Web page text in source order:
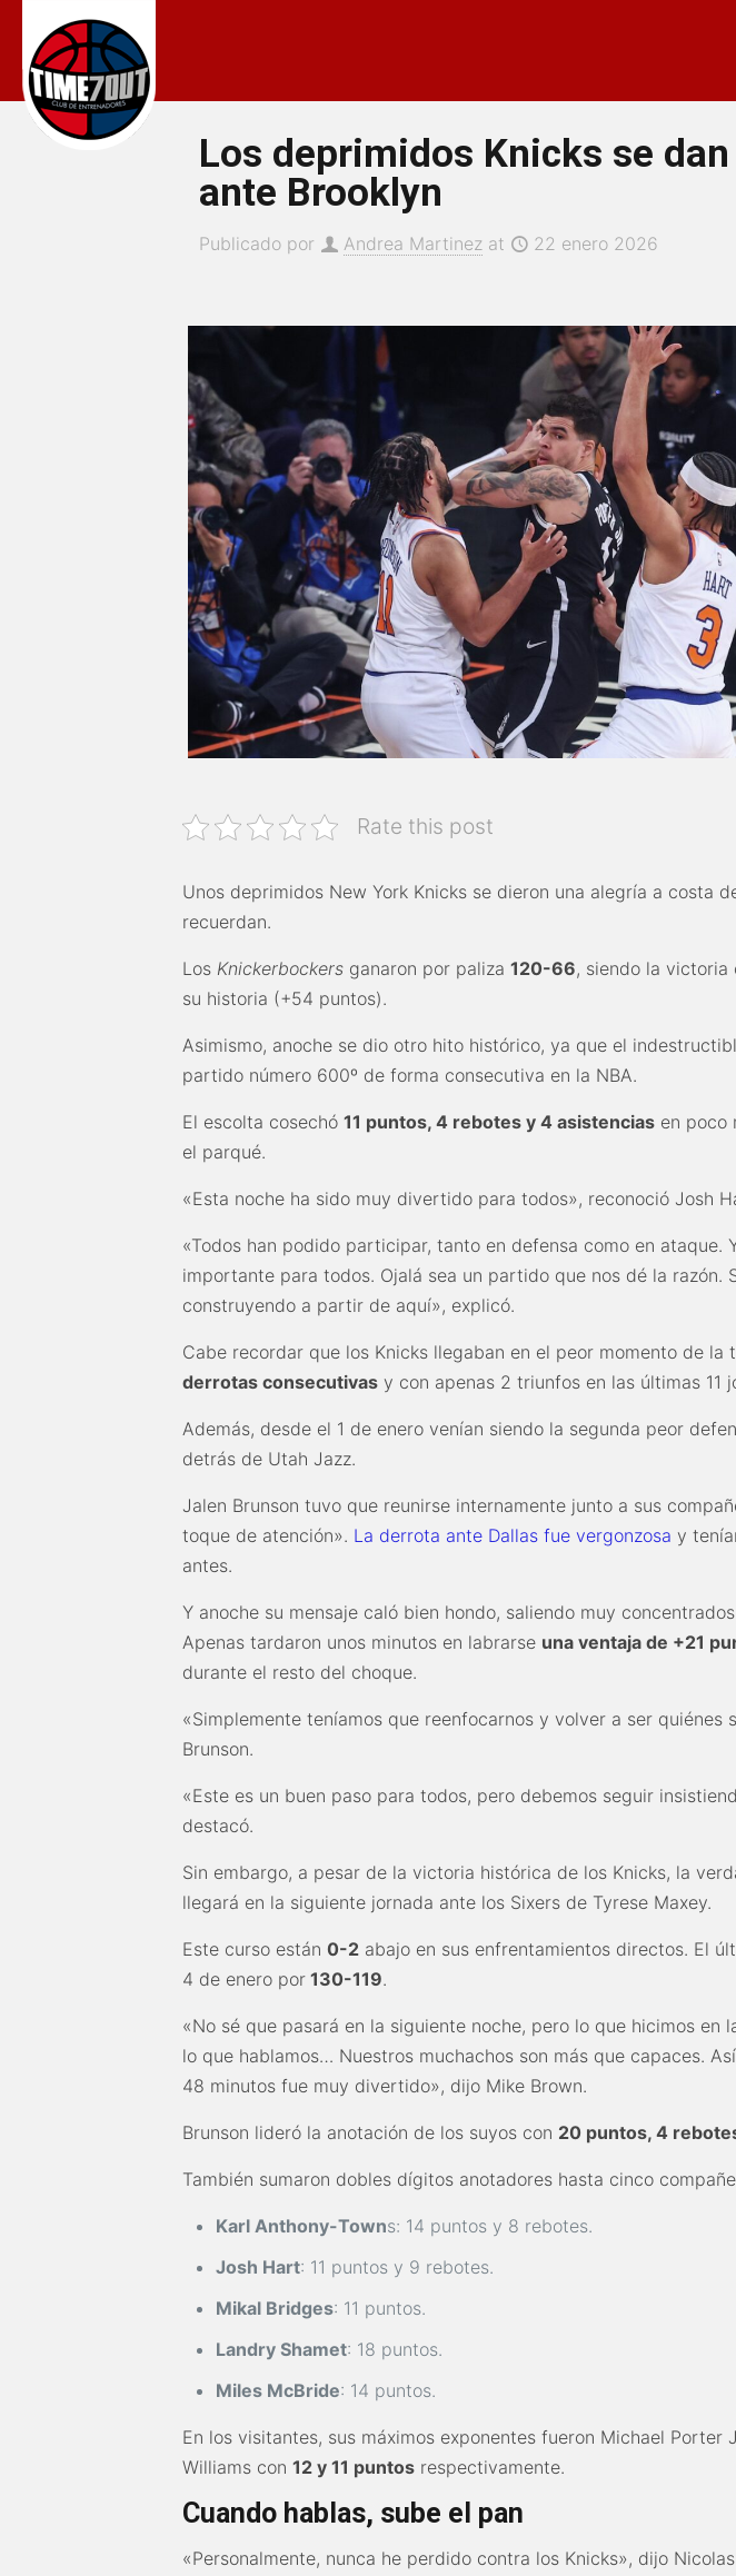
Los deprimidos Knicks se
ante Brooklyn
Publicado por Andrea Martinez at 22 enero 2026
Rate this post
Unos deprimidos New York Knicks se dieron una alegría a costa
recuerdan.
Los Knickerbockers ganaron por paliza120-66, siendo la
su historia (+54 puntos).
Asimismo, anoche se dio otro hito histórico, ya que el
partido número 600º de forma consecutiva en la NBA.
El escolta cosechó11 puntos, 4 rebotes y 4 asistencias en poco
el parqué.
«Esta noche ha sido muy divertido para todos», reconoció Josh
«Todos han podido participar, tanto en defensa como en ataque.
importante para todos. Ojalá sea un partido que nos dé la razón.
construyendo a partir de aquí», explicó.
Cabe recordar que los Knicks llegaban en el peor momento de
derrotas consecutivas y con apenas 2 triunfos en las últimas 11
Además, desde el 1 de enero venían siendo la segunda peor
detrás de Utah Jazz.
Jalen Brunson tuvo que reunirse internamente junto a sus
toque de atención». La derrota ante Dallas fue vergonzosa y
antes.
Y anoche su mensaje caló bien hondo, saliendo muy
Apenas tardaron unos minutos en labrarse una ventaja de +21
durante el resto del choque.
«Simplemente teníamos que reenfocarnos y volver a ser quiénes
Brunson.
«Este es un buen paso para todos, pero debemos seguir
destacó.
Sin embargo, a pesar de la victoria histórica de los Knicks, la
llegará en la siguiente jornada ante los Sixers de Tyrese Maxey.
Este curso están0-2 abajo en sus enfrentamientos directos. El
4 de enero por 130-119.
«No sé que pasará en la siguiente noche, pero lo que hicimos en
lo que hablamos… Nuestros muchachos son más que capaces.
48 minutos fue muy divertido», dijo Mike Brown.
Brunson lideró la anotación de los suyos con 20 puntos, 4
También sumaron dobles dígitos anotadores hasta cinco
Karl Anthony-Towns: 14 puntos y 8 rebotes.
Josh Hart: 11 puntos y 9 rebotes.
Mikal Bridges: 11 puntos.
Landry Shamet: 18 puntos.
Miles McBride: 14 puntos.
En los visitantes, sus máximos exponentes fueron Michael Porter
Williams con12 y 11 puntos respectivamente.
Cuando hablas, sube el pan
«Personalmente, nunca he perdido contra los Knicks», dijo